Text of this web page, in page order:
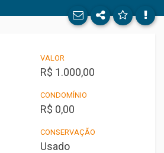
VALOR
R$ 1.000,00
CONDOMÍNIO
R$ 0,00
CONSERVAÇÃO
Usado